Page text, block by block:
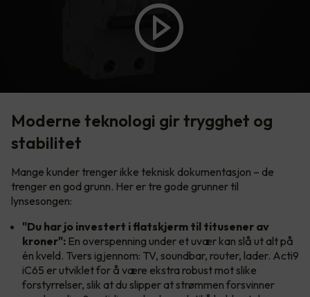
Moderne teknologi gir trygghet og
stabilitet
Mange kunder trenger ikke teknisk dokumentasjon – de
trenger en god grunn. Her er tre gode grunner til
lynsesongen:
"Du har jo investert i flatskjerm til titusener av
kroner": En overspenning under et uvær kan slå ut alt på
én kveld. Tvers igjennom: TV, soundbar, router, lader. Acti9
iC65 er utviklet for å være ekstra robust mot slike
forstyrrelser, slik at du slipper at strømmen forsvinner